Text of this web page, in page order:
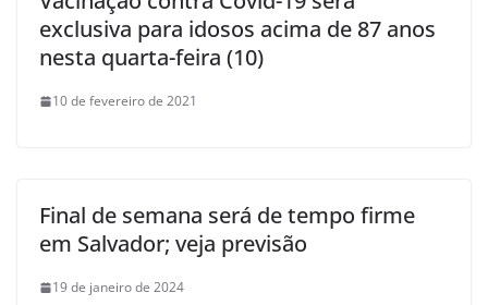
exclusiva para idosos acima de 87 anos
nesta quarta-feira (10)
10 de fevereiro de 2021
Final de semana será de tempo firme
em Salvador; veja previsão
19 de janeiro de 2024